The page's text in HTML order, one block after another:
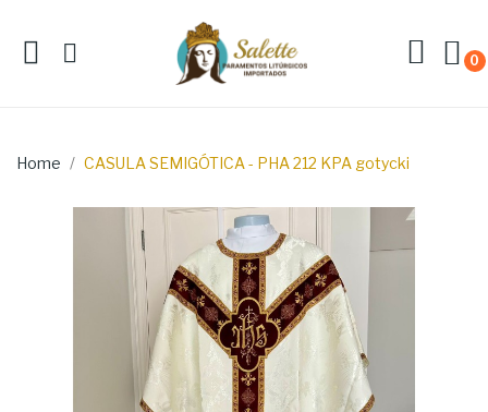
0
Home CASULA SEMIGÓTICA - PHA 212 KPA gotycki